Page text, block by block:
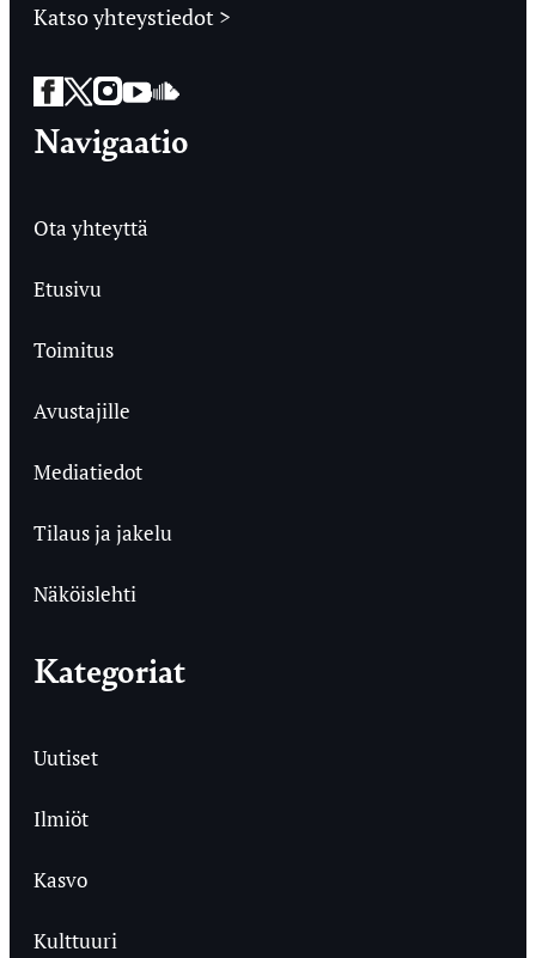
Katso yhteystiedot >
Facebook
Twitter
Instagram
YouTube
SoundCloud
Navigaatio
Ota yhteyttä
Etusivu
Toimitus
Avustajille
Mediatiedot
Tilaus ja jakelu
Näköislehti
Kategoriat
Uutiset
Ilmiöt
Kasvo
Kulttuuri